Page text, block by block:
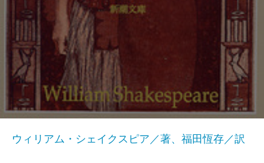
ウィリアム・シェイクスピア／著、福田恆存／訳